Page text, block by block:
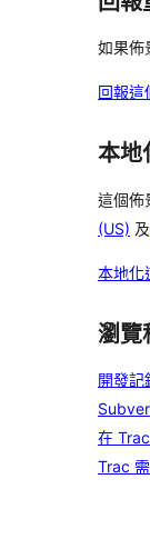
如果佈
回報這
本地
這個佈
(US) 及
本地化
瀏覽
開發記
在
Trac